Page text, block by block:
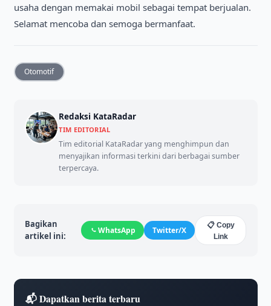
usaha dengan memakai mobil sebagai tempat berjualan.
Selamat mencoba dan semoga bermanfaat.
Otomotif
Redaksi KataRadar
TIM EDITORIAL
Tim editorial KataRadar yang menghimpun dan
menyajikan informasi terkini dari berbagai sumber
terpercaya.
Bagikan
artikel ini:
WhatsApp Twitter/X
📋 Copy
Link
📬 Dapatkan berita terbaru